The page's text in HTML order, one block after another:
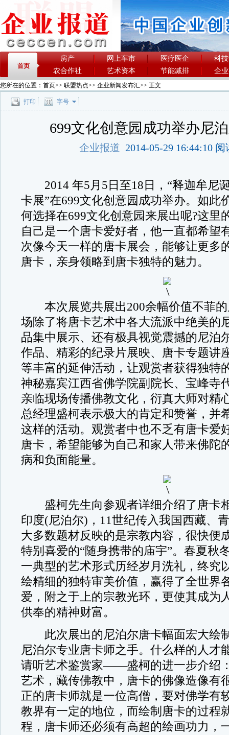
首页
房产 网上车市 医疗医企
科
农合作社
艺术资本 节能减排 企
您所在的位置： 首页>> 联盟热点>> 企业新闻发布汇>> 正文
打印 字号
699文化创意园成功举办尼
企业报道 2014-05-29 16:44:10
2014 年5月5日至18日，“释迦牟尼
卡展”在699文化创意园成功举办。如此
何选择在699文化创意园来展出呢?这里
自己是一个唐卡爱好者，他一直都希望
次像今天一样的唐卡展会，能够让更多
唐卡，亲身领略到唐卡独特的魅力。
本次展览共展出200余幅价值不菲的
场除了将唐卡艺术中各大流派中绝美的
品集中展示、还有极具视觉震撼的尼泊
作品、精彩的纪录片展映、唐卡专题讲
等丰富的延伸活动，让观赏者获得独特
神秘嘉宾江西省佛学院副院长、宝峰寺
亲临现场传播佛教文化，衍真大师对精
总经理盛柯表示极大的肯定和赞誉，并
这样的活动。观赏者中也不乏有唐卡爱
唐卡，希望能够为自己和家人带来佛陀
病和负面能量。
盛柯先生向参观者详细介绍了唐卡
印度(尼泊尔)，11世纪传入我国西藏、
大多数题材反映的是宗教内容，很快便
特别喜爱的“随身携带的庙宇”。春夏秋
一典型的艺术形式历经岁月洗礼，终究
绘精细的独特审美价值，赢得了全世界
爱，附之于上的宗教光环，更使其成为
供奉的精神财富。
此次展出的尼泊尔唐卡幅面宏大绘
尼泊尔专业唐卡师之手。什么样的人才
请听艺术鉴赏家——盛柯的进一步介绍
艺术，藏传佛教中，唐卡的佛像造像有
正的唐卡师就是一位高僧，要对佛学有
教界有一定的地位，而绘制唐卡的过程
程，唐卡师还必须有高超的绘画功力，